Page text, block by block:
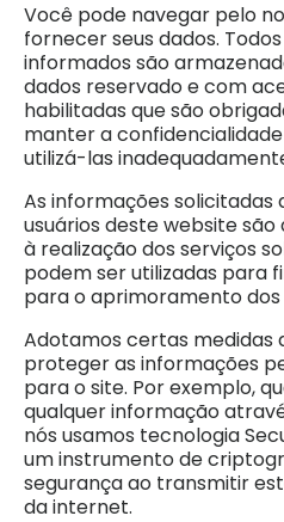
Você pode navegar pelo
fornecer seus dados.
informados são
dados reservado e com
habilitadas que são
manter a
utilizá-las
As informações solicitadas
usuários deste website
à realização dos serviços
podem ser utilizadas para
para o aprimoramento dos
Adotamos certas medidas
proteger as informações
para o site. Por exemplo,
qualquer informação
nós usamos tecnologia
um instrumento de
segurança ao transmitir
da internet.